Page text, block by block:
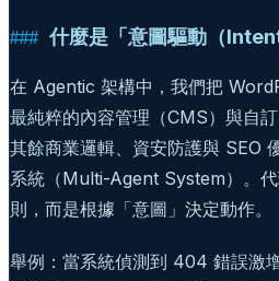
什麼是「意圖驅動（
在 Agentic 架構中，我們把
最純粹的內容管理（CMS）與自
其餘商業邏輯、資安防護與 SEO
系統（Multi-Agent System）。
則，而是根據「意圖」決定動作。
舉例：當系統偵測到 404 錯誤激